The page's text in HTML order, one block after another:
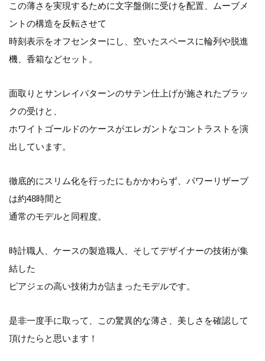
この薄さを実現するために文字盤側に受けを配置、ムーブメ
ントの構造を反転させて
時刻表示をオフセンターにし、空いたスペースに輪列や脱進
機、香箱などセット。
面取りとサンレイパターンのサテン仕上げが施されたブラッ
クの受けと、
ホワイトゴールドのケースがエレガントなコントラストを演
出しています。
徹底的にスリム化を行ったにもかかわらず、パワーリザーブ
は約48時間と
通常のモデルと同程度。
時計職人、ケースの製造職人、そしてデザイナーの技術が集
結した
ピアジェの高い技術力が詰まったモデルです。
是非一度手に取って、この驚異的な薄さ、美しさを確認して
頂けたらと思います！